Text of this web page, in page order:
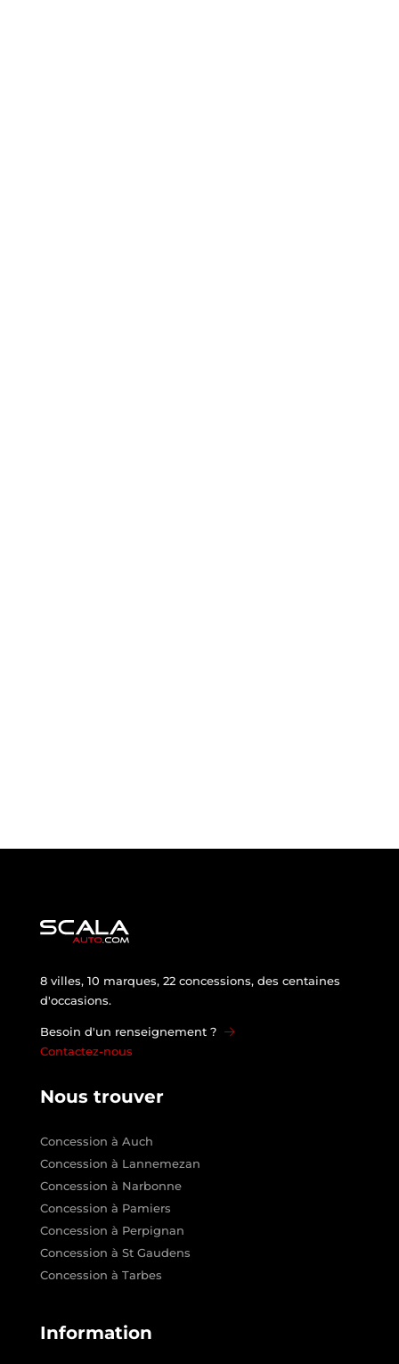
8 villes, 10 marques, 22 concessions, des centaines
d'occasions.
Besoin d'un renseignement ?
Contactez-nous
Nous trouver
Concession à Auch
Concession à Lannemezan
Concession à Narbonne
Concession à Pamiers
Concession à Perpignan
Concession à St Gaudens
Concession à Tarbes
Information